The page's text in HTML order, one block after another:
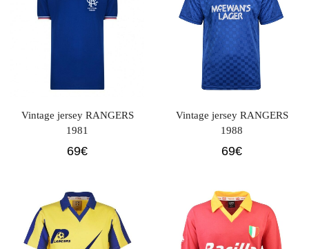
Vintage jersey RANGERS
1981
69€
Vintage jersey RANGERS
1988
69€